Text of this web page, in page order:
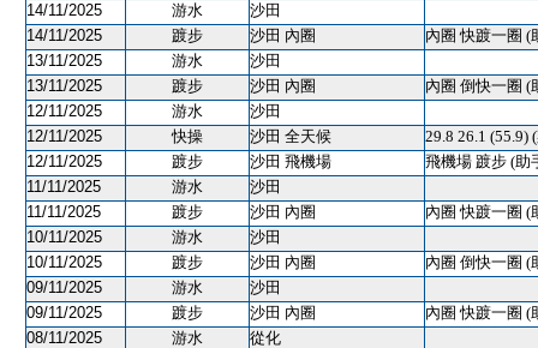
14/11/2025
游水
沙田
14/11/2025
踱步 沙田 內圈
內圈 快踱一圈 (
13/11/2025
游水
沙田
13/11/2025
踱步 沙田 內圈
內圈 倒快一圈 (
12/11/2025
游水
沙田
12/11/2025
快操 沙田 全天候
29.8 26.1 (55.9)
12/11/2025
踱步 沙田 飛機場
飛機場 踱步 (助
11/11/2025
游水
沙田
11/11/2025
踱步 沙田 內圈
內圈 快踱一圈 (
10/11/2025
游水
沙田
10/11/2025
踱步 沙田 內圈
內圈 倒快一圈 (
09/11/2025
游水
沙田
09/11/2025
踱步 沙田 內圈
內圈 快踱一圈 (
08/11/2025
游水
從化